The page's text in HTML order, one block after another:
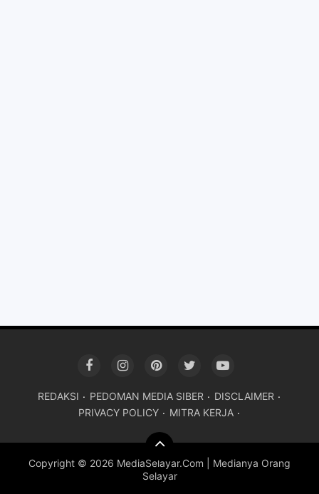
REDAKSI PEDOMAN MEDIA SIBER
DISCLAIMER
PRIVACY POLICY
MITRA KERJA
Copyright © 2026 MediaSelayar.Com | Medianya Orang
Selayar